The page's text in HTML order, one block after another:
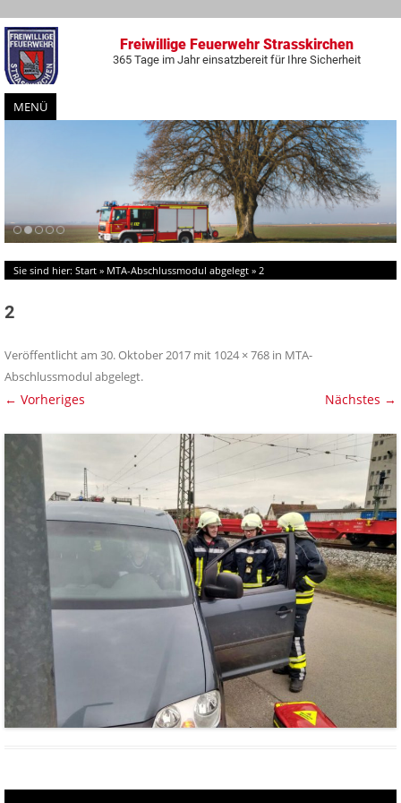
Freiwillige Feuerwehr Strasskirchen
365 Tage im Jahr einsatzbereit für Ihre Sicherheit
MENÜ
Zum
Inhalt
springen
Sie sind hier: Start » MTA-Abschlussmodul abgelegt » 2
2
Veröffentlicht am 30. Oktober 2017 mit 1024 × 768 in MTA-
Abschlussmodul abgelegt.
← Vorheriges Nächstes →